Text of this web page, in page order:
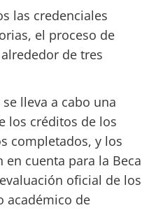
las credenciales
el proceso de
de tres
lleva a cabo una
los créditos de los
completados, y los
en cuenta para la Beca
oficial de los
académico de